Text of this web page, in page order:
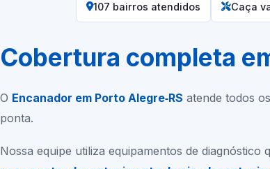
107 bairros atendidos Caça
Cobertura completa
O Encanador em Porto Alegre‑RS atende todos
ponta.
Nossa equipe utiliza equipamentos de